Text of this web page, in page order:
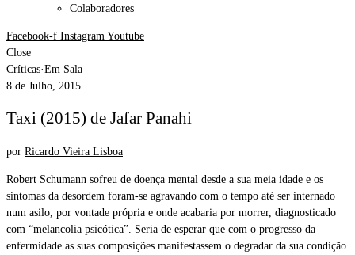
Colaboradores
Facebook-f Instagram Youtube
Close
Críticas·Em Sala
8 de Julho, 2015
Taxi (2015) de Jafar Panahi
por Ricardo Vieira Lisboa
Robert Schumann sofreu de doença mental desde a sua meia idade e os
sintomas da desordem foram-se agravando com o tempo até ser internado
num asilo, por vontade própria e onde acabaria por morrer, diagnosticado
com “melancolia psicótica”. Seria de esperar que com o progresso da
enfermidade as suas composições manifestassem o degradar da sua condição